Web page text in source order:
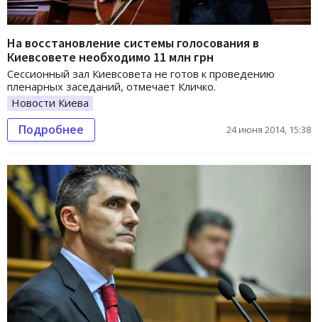
На восстановление системы голосования в
Киевсовете необходимо 11 млн грн
Сессионный зал Киевсовета не готов к проведению
пленарных заседаний, отмечает Кличко.
Новости Киева
Подробнее 24 июня 2014, 15:38